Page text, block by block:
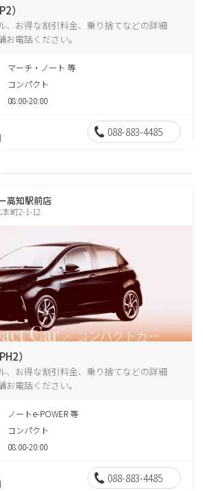
）
、お得な割引料金、乗り捨てなどの詳細
電話ください。
マーチ・ノート 等
コンパクト
08:00-20:00
088-883-4485
高知駅前店
町2-1-12
）
、お得な割引料金、乗り捨てなどの詳細
電話ください。
ノートe-POWER 等
コンパクト
08:00-20:00
088-883-4485